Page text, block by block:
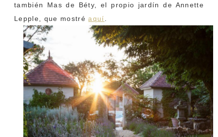
también Mas de Béty, el propio jardín de Annette
Lepple, que mostréaquí